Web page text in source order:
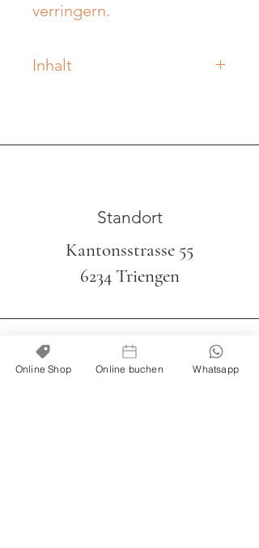
verringern.
Inhalt
Standort
Kantonsstrasse 55
6234 Triengen
Online Shop Online buchen Whatsapp